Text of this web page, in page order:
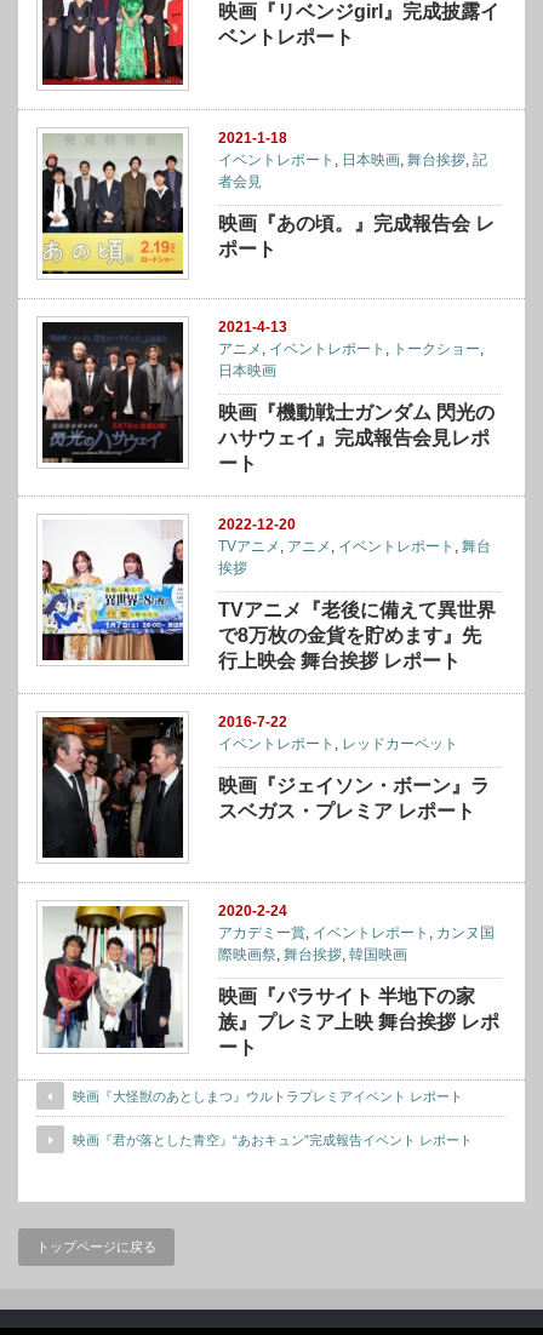
映画『リベンジgirl』完成披露イ
ベントレポート
2021-1-18
イベントレポート
日本映画 ,舞台挨拶 ,記
者会見
映画『あの頃。』完成報告会 レ
ポート
2021-4-13
アニメ , イベントレポート , トークショー,
日本映画
映画『機動戦士ガンダム 閃光の
ハサウェイ』完成報告会見レポ
ート
2022-12-20
TVアニメ , アニメ , イベントレポート ,舞台
挨拶
TVアニメ『老後に備えて異世界
で8万枚の金貨を貯めます』先
行上映会 舞台挨拶 レポート
2016-7-22
イベントレポート , レッドカーペット
映画『ジェイソン・ボーン』ラ
スベガス・プレミア レポート
2020-2-24
アカデミー賞, イベントレポート , カンヌ国
際映画祭,舞台挨拶,韓国映画
映画『パラサイト 半地下の家
族』プレミア上映 舞台挨拶 レポ
ート
映画『大怪獣のあとしまつ』ウルトラプレミアイベント レポート
映画『君が落とした青空』“あおキュン”完成報告イベント レポート
トップページに戻る